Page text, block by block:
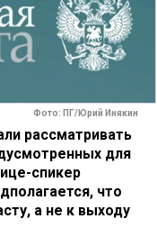
Фото: ПГ/Юрий Инякин
рассматривать
для
спикер
что
а не к выходу